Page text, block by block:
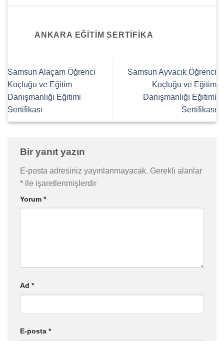
ANKARA EĞITIM SERTIFIKA
Samsun Alaçam Öğrenci
Koçluğu ve Eğitim
Danışmanlığı Eğitimi
Sertifikası
Samsun Ayvacık Öğrenci
Koçluğu ve Eğitim
Danışmanlığı Eğitimi
Sertifikası
Bir yanıt yazın
E-posta adresiniz yayınlanmayacak. Gerekli alanlar
* ile işaretlenmişlerdir
Yorum *
Ad *
E-posta *